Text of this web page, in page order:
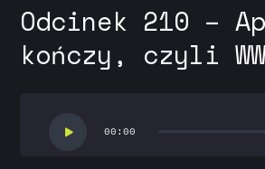
Odcinek 210 –
kończy, czyli
plików
00:00